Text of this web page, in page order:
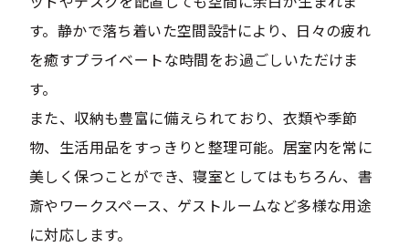
す。静かで落ち着いた空間設計により、日々の疲れ
を癒すプライベートな時間をお過ごしいただけま
す。
また、収納も豊富に備えられており、衣類や季節
物、生活用品をすっきりと整理可能。居室内を常に
美しく保つことができ、寝室としてはもちろん、書
斎やワークスペース、ゲストルームなど多様な用途
に対応します。